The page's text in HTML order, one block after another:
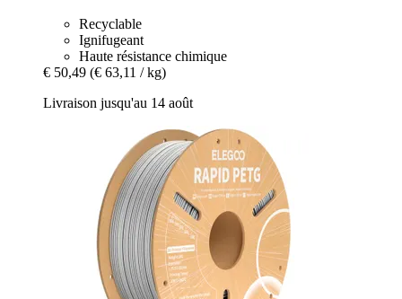
Recyclable
Ignifugeant
Haute résistance chimique
€ 50,49 (€ 63,11 / kg)
Livraison jusqu'au 14 août